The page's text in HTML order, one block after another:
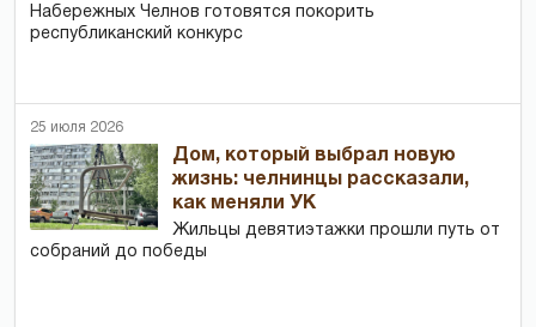
Набережных Челнов готовятся покорить
республиканский конкурс
25 июля 2026
Дом, который выбрал новую
жизнь: челнинцы рассказали,
как меняли УК
Жильцы девятиэтажки прошли путь от
собраний до победы